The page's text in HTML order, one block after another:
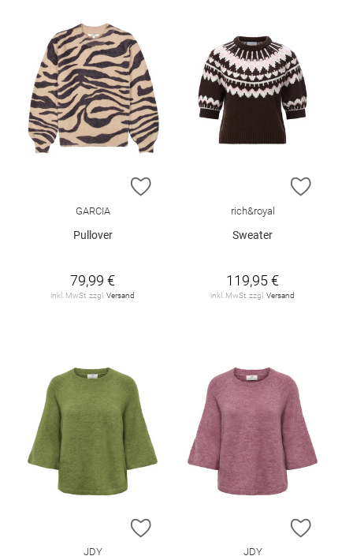
ZUR WUNSCHLISTE HINZUFÜGEN
GARCIA
Pullover
79,99 €
inkl. MwSt. zzgl. Versand
ZUR
rich&royal
Sweater
119,95 €
inkl. MwSt. zzgl. Versand
ZUR WUNSCHLISTE HINZUFÜGEN
JDY
ZUR
JDY